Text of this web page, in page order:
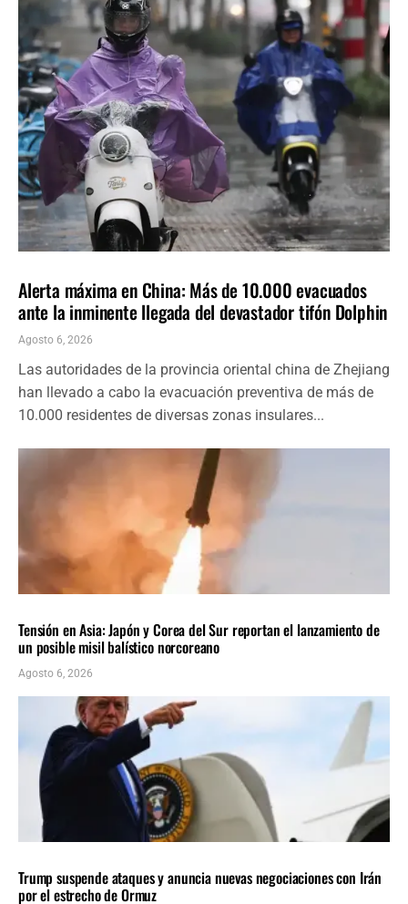
Alerta máxima en China: Más de 10.000 evacuados
ante la inminente llegada del devastador tifón Dolphin
Agosto 6, 2026
Las autoridades de la provincia oriental china de Zhejiang
han llevado a cabo la evacuación preventiva de más de
10.000 residentes de diversas zonas insulares...
Tensión en Asia: Japón y Corea del Sur reportan el lanzamiento de
un posible misil balístico norcoreano
Agosto 6, 2026
Trump suspende ataques y anuncia nuevas negociaciones con Irán
por el estrecho de Ormuz